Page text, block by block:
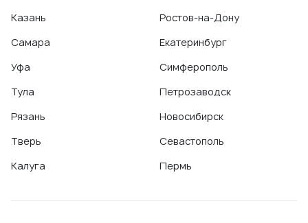
Казань
Самара
Уфа
Тула
Рязань
Тверь
Калуга
Ростов-на-Дону
Екатеринбург
Симферополь
Петрозаводск
Новосибирск
Севастополь
Пермь